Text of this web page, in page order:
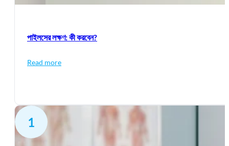
পাইলসের লক্ষণ: কী করবেন?
Read more
1